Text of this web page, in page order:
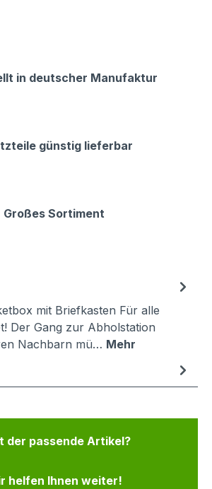
in deutscher Manufaktur
günstig lieferbar
Großes Sortiment
mit Briefkasten Für alle
Der Gang zur Abholstation
Nachbarn mü… Mehr
der passende Artikel?
helfen Ihnen weiter!